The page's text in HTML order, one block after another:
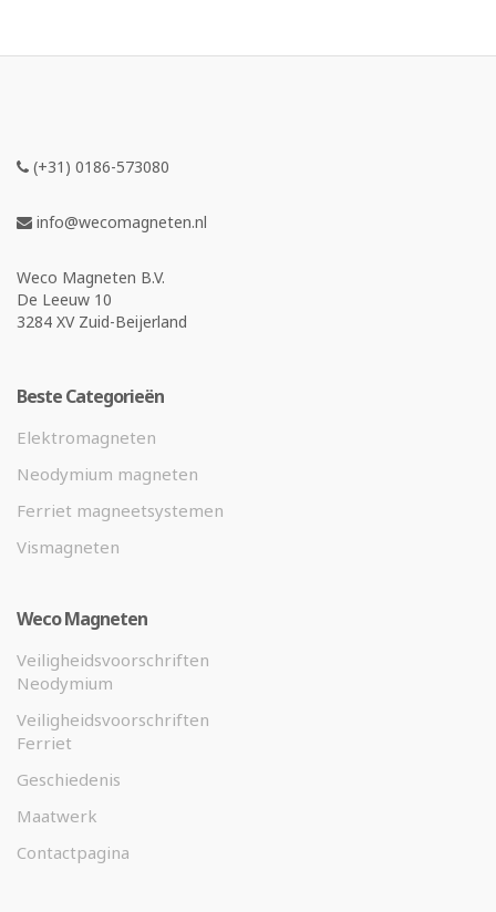
(+31) 0186-573080
info@wecomagneten.nl
Weco Magneten B.V.
De Leeuw 10
3284 XV Zuid-Beijerland
Beste Categorieën
Elektromagneten
Neodymium magneten
Ferriet magneetsystemen
Vismagneten
Weco Magneten
Veiligheidsvoorschriften
Neodymium
Veiligheidsvoorschriften
Ferriet
Geschiedenis
Maatwerk
Contactpagina